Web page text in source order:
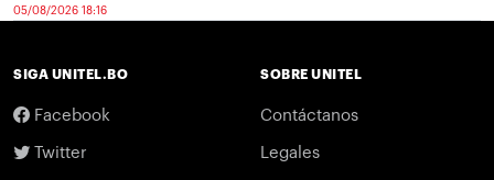
05/08/2026 18:16
SIGA UNITEL.BO
Facebook
Twitter
SOBRE UNITEL
Contáctanos
Legales